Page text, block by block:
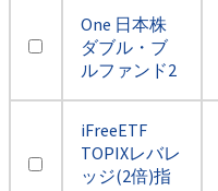
One 日本株
ダブル・ブ
ルファンド2
iFreeETF
TOPIXレバレ
ッジ(2倍)指